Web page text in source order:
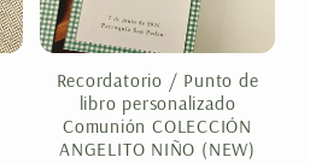
Recordatorio / Punto de
libro personalizado
Comunión COLECCIÓN
ANGELITO NIÑO (NEW)